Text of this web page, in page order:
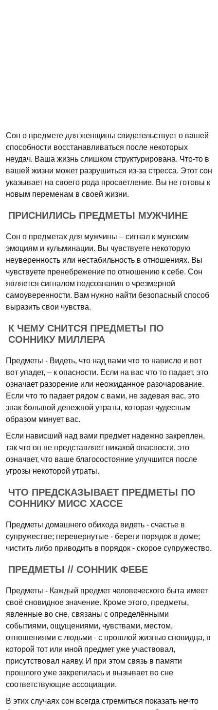
Сон о предмете для женщины свидетельствует о вашей
способности восстанавливаться после некоторых
неудач. Ваша жизнь слишком структурирована. Что-то в
вашей жизни может разрушиться из-за стресса. Этот сон
указывает на своего рода просветление. Вы не готовы к
новым переменам в своей жизни.
ПРИСНИЛИСЬ ПРЕДМЕТЫ МУЖЧИНЕ
Сон о предметах для мужчины – сигнал к мужским
эмоциям и кульминации. Вы чувствуете некоторую
неуверенность или нестабильность в отношениях. Вы
чувствуете пренебрежение по отношению к себе. Сон
является сигналом подсознания о чрезмерной
самоуверенности. Вам нужно найти безопасный способ
выразить свои чувства.
К ЧЕМУ СНИТСЯ ПРЕДМЕТЫ ПО
СОННИКУ МИЛЛЕРА
Предметы - Видеть, что над вами что то нависло и вот
вот упадет, – к опасности. Если на вас что то падает, это
означает разорение или неожиданное разочарование.
Если что то падает рядом с вами, не задевая вас, это
знак большой денежной утраты, которая чудесным
образом минует вас.
Если нависший над вами предмет надежно закреплен,
так что он не представляет никакой опасности, это
означает, что ваше благосостояние улучшится после
угрозы некоторой утраты.
ЧТО ПРЕДСКАЗЫВАЕТ ПРЕДМЕТЫ ПО
СОННИКУ МИСС ХАССЕ
Предметы домашнего обихода видеть - счастье в
супружестве; перевернутые - береги порядок в доме;
чистить либо приводить в порядок - скорое супружество.
ПРЕДМЕТЫ // СОННИК ФЕБЕ
Предметы - Каждый предмет человеческого быта имеет
своё сновидное значение. Кроме этого, предметы,
явленные во сне, связаны с определёнными
событиями, ощущениями, чувствами, местом,
отношениями с людьми - с прошлой жизнью сновидца, в
которой тот или иной предмет уже участвовал,
присутствовал наяву. И при этом связь в памяти
прошлого уже закрепилась и вызывает во сне
соответствующие ассоциации.
В этих случаях сон всегда стремиться показать нечто